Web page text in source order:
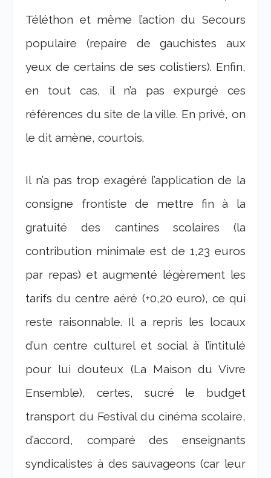
Téléthon et même l’action du Secours
populaire (repaire de gauchistes aux
yeux de certains de ses colistiers). Enfin,
en tout cas, il n’a pas expurgé ces
références du site de la ville. En privé, on
le dit amène, courtois.
Il n’a pas trop exagéré l’application de la
consigne frontiste de mettre fin à la
gratuité des cantines scolaires (la
contribution minimale est de 1,23 euros
par repas) et augmenté légèrement les
tarifs du centre aéré (+0,20 euro), ce qui
reste raisonnable. Il a repris les locaux
d’un centre culturel et social à l’intitulé
pour lui douteux (La Maison du Vivre
Ensemble), certes, sucré le budget
transport du Festival du cinéma scolaire,
d’accord, comparé des enseignants
syndicalistes à des sauvageons (car leur